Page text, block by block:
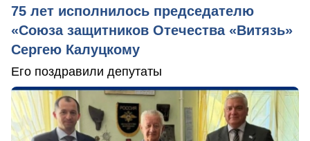
75 лет исполнилось председателю
«Союза защитников Отечества «Витязь»
Сергею Калуцкому
Его поздравили депутаты